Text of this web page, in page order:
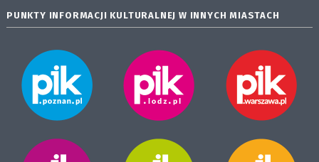
PUNKTY INFORMACJI KULTURALNEJ W INNYCH MIASTACH